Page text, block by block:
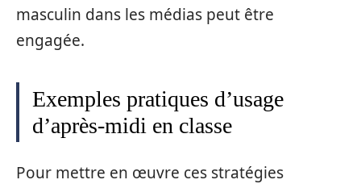
masculin dans les médias peut être
engagée.
Exemples pratiques d’usage
d’après-midi en classe
Pour mettre en œuvre ces stratégies